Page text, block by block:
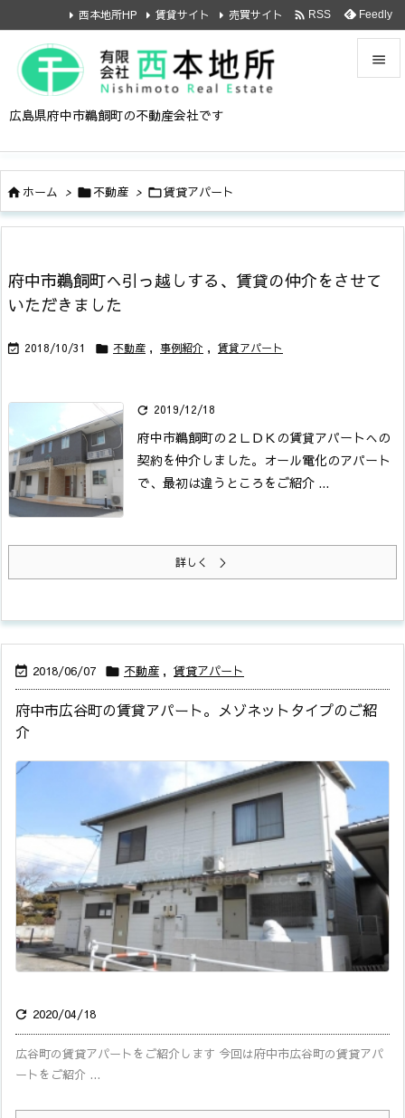
広島県府中市鵜飼町の不動産会社です


サイド
前へ

西本地所HP 賃貸サイト 売買サイト  RSS Feedly
ホーム > 不動産 > 賃貸アパート
府中市鵜飼町へ引っ越しする、賃貸の仲介をさせて
いただきました
 2018/10/31  不動産 , 事例紹介 , 賃貸アパート
 2019/12/18
府中市鵜飼町の２ＬＤＫの賃貸アパートへの
契約を仲介しました。 オール電化のアパート
で、最初は違うところをご紹介 ...
詳しく ＞
 2018/06/07  不動産 , 賃貸アパート
府中市広谷町の賃貸アパート。メゾネットタイプのご紹
介
 2020/04/18
広谷町の賃貸アパートをご紹介します 今回は府中市広谷町の賃貸アパ
ートをご紹介 ...